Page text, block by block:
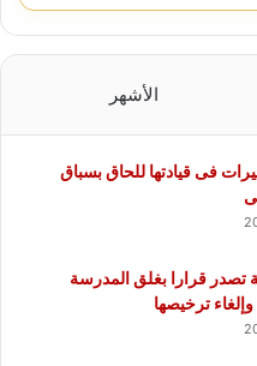
الأشهر
فى قيادتها للحاق بسباق
تصدر قرارا بغلق المدرسة
وإلغاء ترخيصها